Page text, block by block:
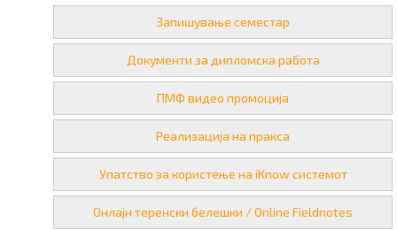
Запишување семестар
Документи за дипломска работа
ПМФ видео промоција
Реализација на пракса
Упатство за користење на iKnow системот
Онлајн теренски белешки / Online Fieldnotes